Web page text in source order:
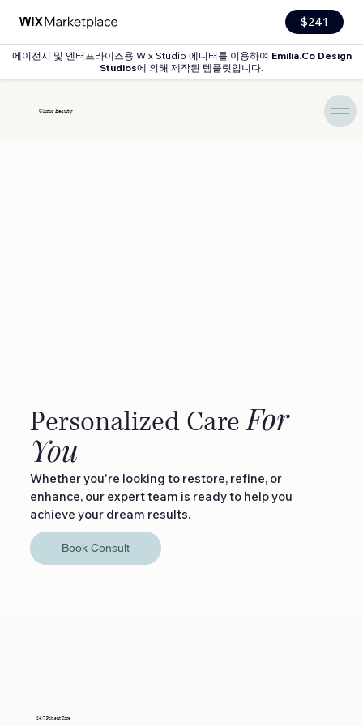
$241
에이전시 및 엔터프라이즈용 Wix Studio 에디터를 이용하여 Emilia.Co Design
Studios에 의해 제작된 템플릿입니다.